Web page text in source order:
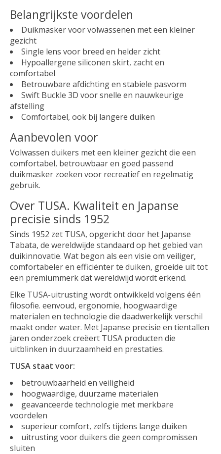
Belangrijkste voordelen
Duikmasker voor volwassenen met een kleiner
gezicht
Single lens voor breed en helder zicht
Hypoallergene siliconen skirt, zacht en
comfortabel
Betrouwbare afdichting en stabiele pasvorm
Swift Buckle 3D voor snelle en nauwkeurige
afstelling
Comfortabel, ook bij langere duiken
Aanbevolen voor
Volwassen duikers met een kleiner gezicht die een
comfortabel, betrouwbaar en goed passend
duikmasker zoeken voor recreatief en regelmatig
gebruik.
Over TUSA. Kwaliteit en Japanse
precisie sinds 1952
Sinds 1952 zet TUSA, opgericht door het Japanse
Tabata, de wereldwijde standaard op het gebied van
duikinnovatie. Wat begon als een visie om veiliger,
comfortabeler en efficiënter te duiken, groeide uit tot
een premiummerk dat wereldwijd wordt erkend.
Elke TUSA-uitrusting wordt ontwikkeld volgens één
filosofie. eenvoud, ergonomie, hoogwaardige
materialen en technologie die daadwerkelijk verschil
maakt onder water. Met Japanse precisie en tientallen
jaren onderzoek creëert TUSA producten die
uitblinken in duurzaamheid en prestaties.
TUSA staat voor:
betrouwbaarheid en veiligheid
hoogwaardige, duurzame materialen
geavanceerde technologie met merkbare
voordelen
superieur comfort, zelfs tijdens lange duiken
uitrusting voor duikers die geen compromissen
sluiten